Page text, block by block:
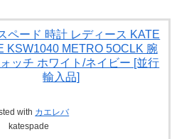
ペード 時計 レディース KATE
KSW1040 METRO 5OCLK 腕
ッチ ホワイト/ネイビー [並行
輸入品]
with カエレバ
katespade